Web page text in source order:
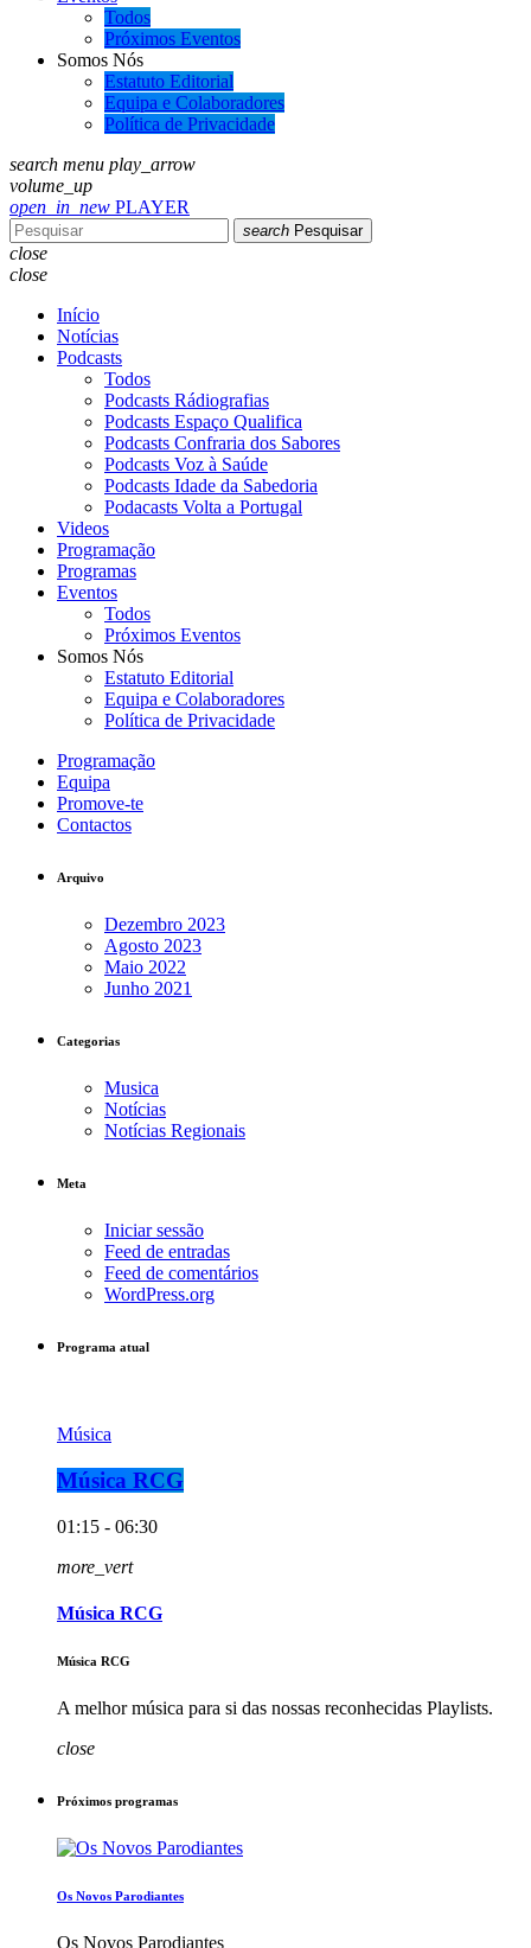
Todos
Próximos Eventos
Somos Nós
Estatuto Editorial
Equipa e Colaboradores
Política de Privacidade
search menu play_arrow
volume_up
open_in_new PLAYER
search Pesquisar
close
close
Início
Notícias
Podcasts
Todos
Podcasts Rádiografias
Podcasts Espaço Qualifica
Podcasts Confraria dos Sabores
Podcasts Voz à Saúde
Podcasts Idade da Sabedoria
Podacasts Volta a Portugal
Videos
Programação
Programas
Eventos
Todos
Próximos Eventos
Somos Nós
Estatuto Editorial
Equipa e Colaboradores
Política de Privacidade
Programação
Equipa
Promove-te
Contactos
Arquivo
Dezembro 2023
Agosto 2023
Maio 2022
Junho 2021
Categorias
Musica
Notícias
Notícias Regionais
Meta
Iniciar sessão
Feed de entradas
Feed de comentários
WordPress.org
Programa atual
Música
Música RCG
01:15 - 06:30
more_vert
Música RCG
Música RCG
A melhor música para si das nossas reconhecidas Playlists.
close
Próximos programas
Os Novos Parodiantes
Os Novos Parodiantes